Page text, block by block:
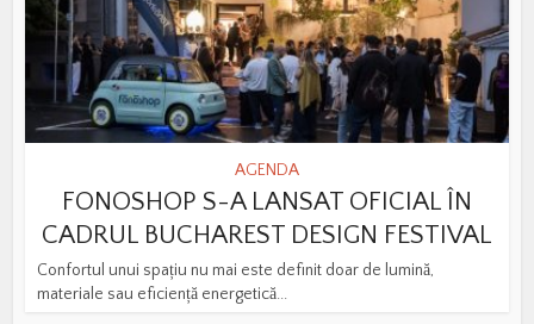
AGENDA
FONOSHOP S-A LANSAT OFICIAL ÎN
CADRUL BUCHAREST DESIGN FESTIVAL
Confortul unui spațiu nu mai este definit doar de lumină,
materiale sau eficiență energetică...